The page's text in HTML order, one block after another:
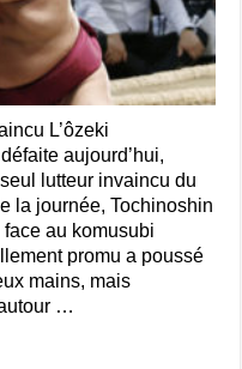
L’ôzeki
aujourd’hui,
lutteur invaincu du
la journée, Tochinoshin
au komusubi
promu a poussé
mains, mais
…